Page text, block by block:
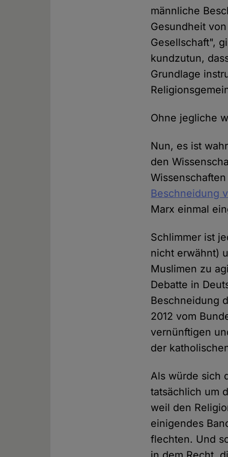
männliche
Gesundheit
Gesellschaft",
kundzutun,
Grundlage
Ohne jegliche
Nun, es ist
den
Beschneidung
Marx einmal
Schlimmer ist
nicht erwähnt)
Muslimen zu
Debatte in
Beschneidung
2012 vom
vernünftigen
der
Als würde sich
tatsächlich um
weil den
einigendes
flechten. Und